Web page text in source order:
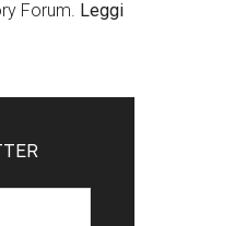
Forum. Leggi